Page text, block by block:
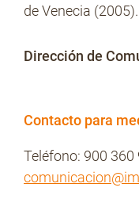
de Venecia (2005).
Dirección de
Contacto para
Teléfono: 900 360